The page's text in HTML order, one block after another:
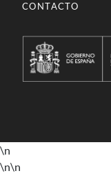
CONTACTO
\n
\n\n